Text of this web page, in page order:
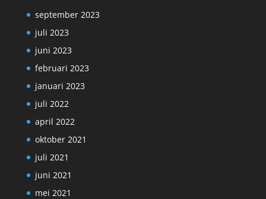
september 2023
juli 2023
juni 2023
februari 2023
januari 2023
juli 2022
april 2022
oktober 2021
juli 2021
juni 2021
mei 2021